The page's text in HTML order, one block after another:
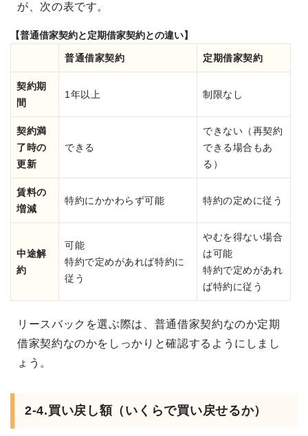
が、次の表です。
【普通借家契約と定期借家契約との違い】
普通借家契約 定期借家契約
契約期
間
1年以上 制限なし
契約満
了時の
更新
できる
できない（再契約
できる場合もあ
る）
賃料の
増減
特約にかかわらず可能 特約の定めに従う
中途解
約
可能
特約で定めがあれば特約に
従う
やむを得ない場合
は可能
特約で定めがあれ
ば特約に従う
リースバックを選ぶ際は、普通借家契約なのか定期
借家契約なのかをしっかりと確認するようにしまし
ょう。
2-4.買い戻し額（いくらで買い戻せるか）